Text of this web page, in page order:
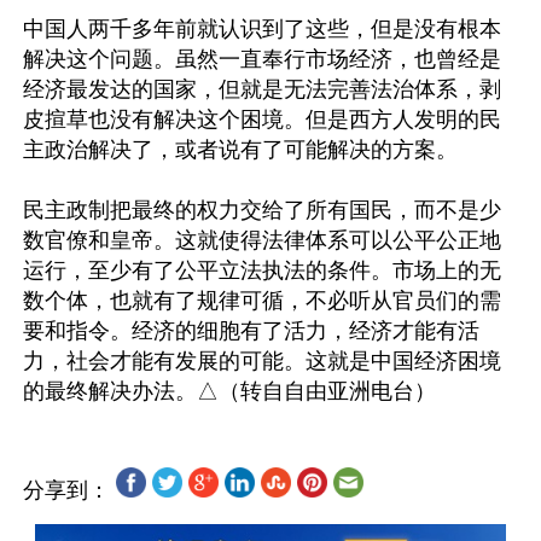
中国人两千多年前就认识到了这些，但是没有根本
解决这个问题。虽然一直奉行市场经济，也曾经是
经济最发达的国家，但就是无法完善法治体系，剥
皮揎草也没有解决这个困境。但是西方人发明的民
主政治解决了，或者说有了可能解决的方案。
民主政制把最终的权力交给了所有国民，而不是少
数官僚和皇帝。这就使得法律体系可以公平公正地
运行，至少有了公平立法执法的条件。市场上的无
数个体，也就有了规律可循，不必听从官员们的需
要和指令。经济的细胞有了活力，经济才能有活
力，社会才能有发展的可能。这就是中国经济困境
分享到：